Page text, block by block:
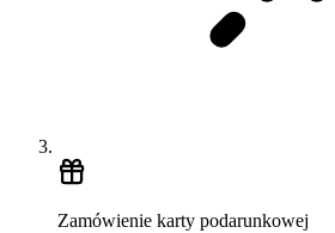
Zamówienie karty podarunkowej